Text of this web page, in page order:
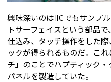
興味深いのはIICでもサンプ
トサーフェイスという部品
仕込み、タッチ操作をした
ックが得られるものだ。こ
チ」のことでハプティック
パネルを製造していた。